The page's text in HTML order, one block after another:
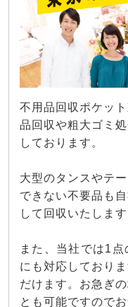
不用品回収ポケッ
品回収や粗大ゴミ
しております。
大型のタンスやテ
できない不要品も
して回収いたします
また、当社では1
にも対応しており
だけます。お急ぎ
とも可能ですので